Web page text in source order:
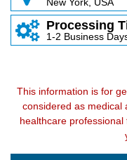
Processing
1-2 Business
This information is for
considered as medical
healthcare